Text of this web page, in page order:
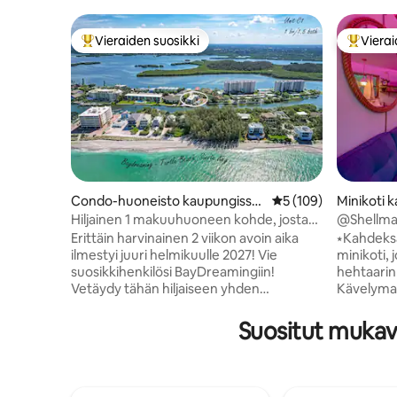
Vieraiden suosikkien parhaimmistoa
Vieraiden suosikki
Condo-huoneisto kaupungissa
Sarasota
Keskimääräinen
5 (109)
Hiljainen 1 makuuhuoneen kohde, josta
on näkymä lahdelle ja kanavalle, 2
Supyakia, lämmitetty uima-allas
Erittäin harvinainen 2 viikon avoin aika
ilmestyi juuri helmikuulle 2027! Vie
suosikkihenkilösi BayDreamingiin!
Vetäydy tähän hiljaiseen yhden
huoneistoon, joka on vain 8 minuutin
kävelymatkan päässä Turtle Beachiltä.
Minikoti
a
minikoti,
hehtaarin
keittiö ✯
Suositut